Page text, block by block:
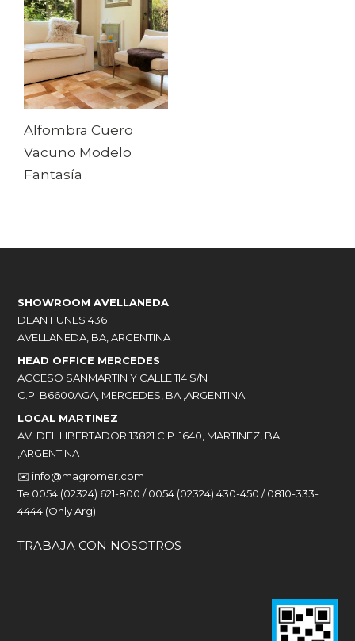
Alfombra Cuero
Vacuno Modelo
Fantasía
SHOWROOM AVELLANEDA
DEAN FUNES 436
AVELLANEDA, BA, ARGENTINA
HEAD OFFICE MERCEDES
ACCESO SANMARTIN Y CALLE 114 S/N
C.P. B6600AGA, MERCEDES, BA ,ARGENTINA
LOCAL MARTINEZ
AV. DEL LIBERTADOR 13821 C.P. 1640, MARTINEZ, BA
,ARGENTINA
✉️ info@magromer.com
Te 0054 (02324) 621-800 / 0054 (02324) 430-450 / 0810-333-
4444 (Only Arg)
TRABAJA CON NOSOTROS